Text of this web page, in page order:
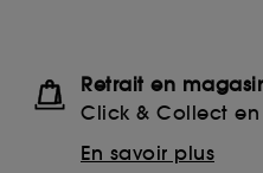
Retrait en
Click & Collect en
En savoir plus